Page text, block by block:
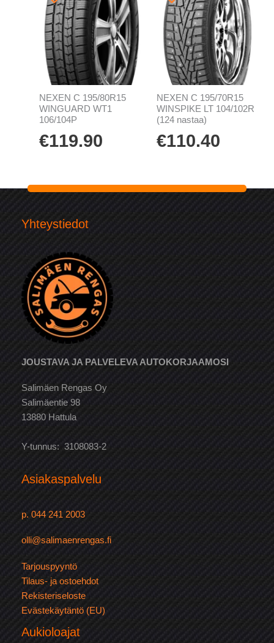
NEXEN C 195/80R15
WINGUARD WT1
106/104P
€119.90
NEXEN C 195/70R15
WINSPIKE LT 104/102R
(124 nastaa)
€110.40
Yhteystiedot
JOUSTAVA JA PALVELEVA AUTOKORJAAMOSI
Salimäen Rengas Oy
Salimäentie 98
13880 Hattula
Y-tunnus: 3108083-2
Asiakaspalvelu
p. 044 241 2003
olli@salimaenrengas.fi
Tarjouspyyntö
Tilaus- ja ostoehdot
Rekisteriseloste
Evästekäytäntö (EU)
Aukioloajat